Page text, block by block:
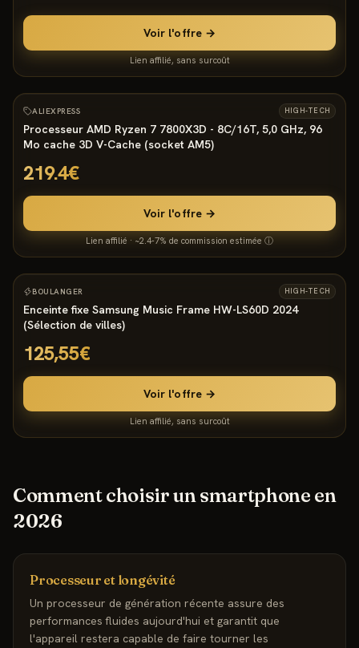
Voir l'offre →
Lien affilié, sans surcoût
944° 15
ALIEXPRESS HIGH-TECH
Processeur AMD Ryzen 7 7800X3D - 8C/16T, 5,0 GHz, 96
Mo cache 3D V-Cache (socket AM5)
219.4€
Voir l'offre →
Lien affilié · ~2.4-7% de commission estimée ⓘ
931° 17
BOULANGER HIGH-TECH
Enceinte fixe Samsung Music Frame HW-LS60D 2024
(Sélection de villes)
125,55€
Voir l'offre →
Lien affilié, sans surcoût
Comment choisir un smartphone en
2026
Processeur et longévité
Un processeur de génération récente assure des
performances fluides aujourd'hui et garantit que
l'appareil restera capable de faire tourner les